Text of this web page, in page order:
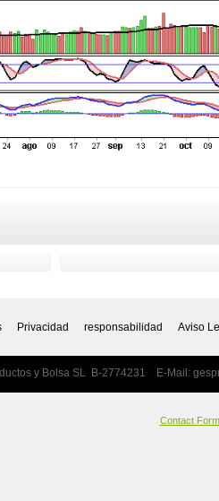
Privacidad responsabilidad Aviso
y Bolsa SL B-2774231 E-Mail:
Contact Form